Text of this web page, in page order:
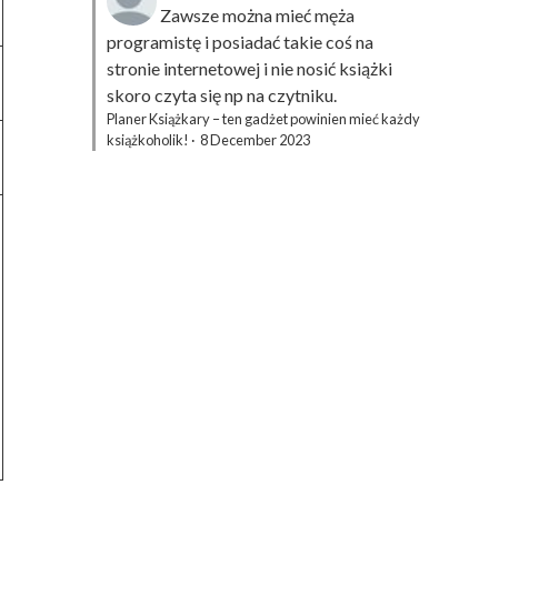
Zawsze można mieć męża
programistę i posiadać takie coś na
stronie internetowej i nie nosić książki
skoro czyta się np na czytniku.
Planer Książkary – ten gadżet powinien mieć każdy
książkoholik! · 8 December 2023